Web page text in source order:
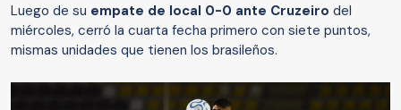
Luego de su empate de local 0-0 ante Cruzeiro del
miércoles, cerró la cuarta fecha primero con siete puntos,
mismas unidades que tienen los brasileños.